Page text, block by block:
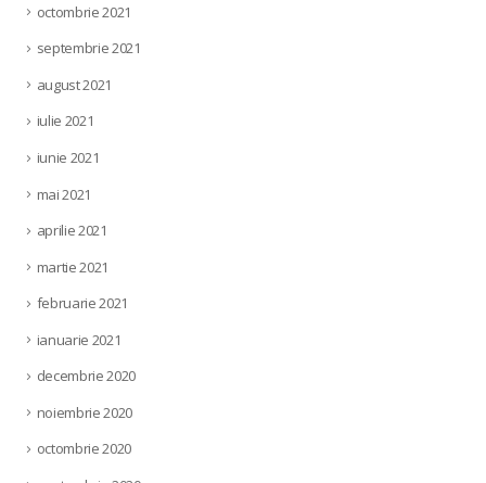
octombrie 2021
septembrie 2021
august 2021
iulie 2021
iunie 2021
mai 2021
aprilie 2021
martie 2021
februarie 2021
ianuarie 2021
decembrie 2020
noiembrie 2020
octombrie 2020